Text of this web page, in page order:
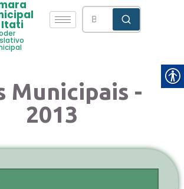
Itati
Municipais -
2013